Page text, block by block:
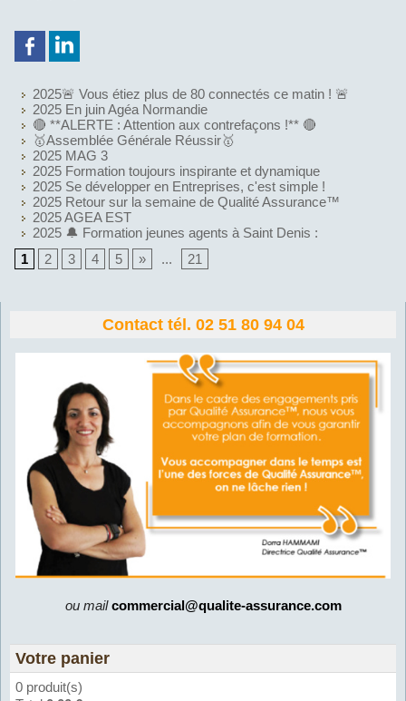
Contact tél. 02 51 80 94 04
ou mailcommercial@qualite-assurance.com
Votre panier
0 produit(s)
2025🚨 Vous étiez plus de 80 connectés ce matin ! 🚨
2025 En juin Agéa Normandie
🔴 **ALERTE : Attention aux contrefaçons !** 🔴
🥇Assemblée Générale Réussir🥇
2025 MAG 3
2025 Formation toujours inspirante et dynamique
2025 Se développer en Entreprises, c'est simple !
2025 Retour sur la semaine de Qualité Assurance™
2025 AGEA EST
2025 🔔 Formation jeunes agents à Saint Denis :
1
2 3 4 5 » ... 21